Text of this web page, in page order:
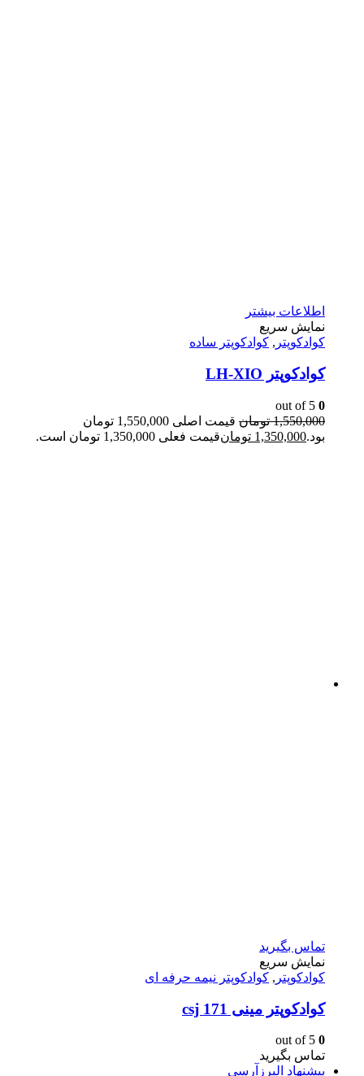
اطلاعات بیشتر
نمایش سریع
کوادکوپتر , کوادکوپتر ساده
کوادکوپتر LH-XIO
0
1,550,000 تومان
قیمت اصلی 1,550,000 تومان
بود.1,350,000 تومانقیمت فعلی 1,350,000 تومان است.
تماس بگیرید
نمایش سریع
کوادکوپتر , کوادکوپتر نیمه حرفه ای
کوادکوپتر مینی csj 171
0
تماس بگیرید
پیشنهاد البرزآرسی